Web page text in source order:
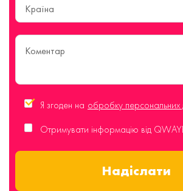
Країна
Я згоден на обробку персональних
Отримувати інформацію від
Надіслати